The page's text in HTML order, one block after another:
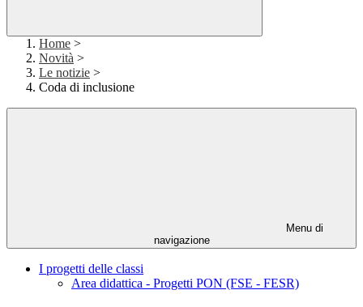
Home >
Novità >
Le notizie >
Coda di inclusione
Menu di
navigazione
I progetti delle classi
Area didattica - Progetti PON (FSE - FESR)